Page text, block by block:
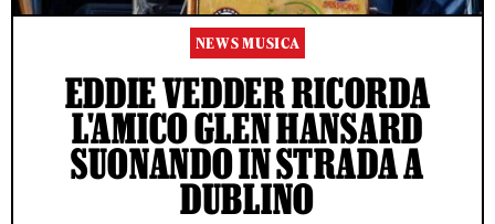
NEWS MUSICA
EDDIE VEDDER RICORDA
L'AMICO GLEN HANSARD
SUONANDO IN STRADA A
DUBLINO